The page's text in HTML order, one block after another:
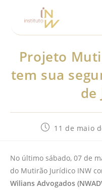
Projeto
tem sua
de
11 de maio
No último sábado, 07 de
do Mutirão Jurídico INW
Wilians Advogados